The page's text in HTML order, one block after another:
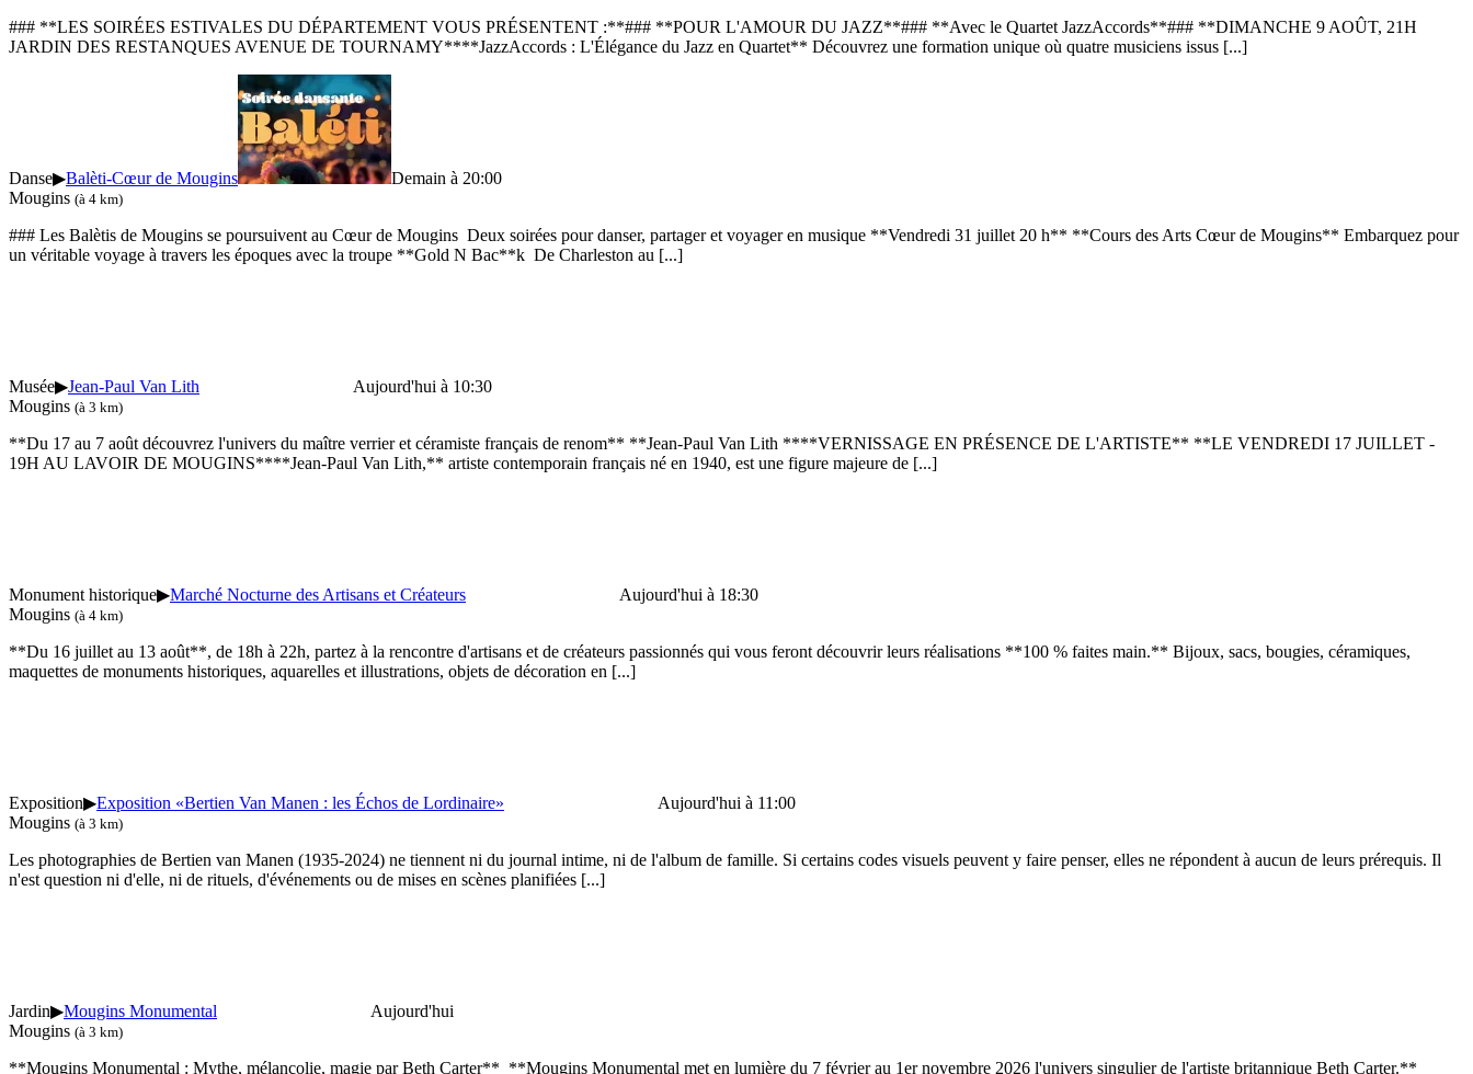
### **LES SOIRÉES ESTIVALES DU DÉPARTEMENT VOUS PRÉSENTENT :**### **POUR L'AMOUR DU JAZZ**### **Avec le Quartet JazzAccords**### **DIMANCHE 9 AOÛT, 21H
JARDIN DES RESTANQUES AVENUE DE TOURNAMY****JazzAccords : L'Élégance du Jazz en Quartet** Découvrez une formation unique où quatre musiciens issus [...]
Danse▶Balèti-Cœur de Mougins
Demain à 20:00
Mougins (à 4 km)
### Les Balètis de Mougins se poursuivent au Cœur de Mougins Deux soirées pour danser, partager et voyager en musique **Vendredi 31 juillet 20 h** **Cours des Arts Cœur de Mougins** Embarquez pour
un véritable voyage à travers les époques avec la troupe **Gold N Bac**k De Charleston au [...]
Musée▶Jean-Paul Van Lith
Aujourd'hui à 10:30
Mougins (à 3 km)
**Du 17 au 7 août découvrez l'univers du maître verrier et céramiste français de renom** **Jean-Paul Van Lith ****VERNISSAGE EN PRÉSENCE DE L'ARTISTE** **LE VENDREDI 17 JUILLET -
19H AU LAVOIR DE MOUGINS****Jean-Paul Van Lith,** artiste contemporain français né en 1940, est une figure majeure de [...]
Monument historique▶Marché Nocturne des Artisans et Créateurs
Aujourd'hui à 18:30
Mougins (à 4 km)
**Du 16 juillet au 13 août**, de 18h à 22h, partez à la rencontre d'artisans et de créateurs passionnés qui vous feront découvrir leurs réalisations **100 % faites main.** Bijoux, sacs, bougies, céramiques,
maquettes de monuments historiques, aquarelles et illustrations, objets de décoration en [...]
Exposition▶Exposition «Bertien Van Manen : les Échos de Lordinaire»
Aujourd'hui à 11:00
Mougins (à 3 km)
Les photographies de Bertien van Manen (1935-2024) ne tiennent ni du journal intime, ni de l'album de famille. Si certains codes visuels peuvent y faire penser, elles ne répondent à aucun de leurs prérequis. Il
n'est question ni d'elle, ni de rituels, d'événements ou de mises en scènes planifiées [...]
Jardin▶Mougins Monumental
Aujourd'hui
Mougins (à 3 km)
**Mougins Monumental : Mythe, mélancolie, magie par Beth Carter**_**Mougins Monumental met en lumière du 7 février au 1er novembre 2026 l'univers singulier de l'artiste britannique Beth Carter.**_